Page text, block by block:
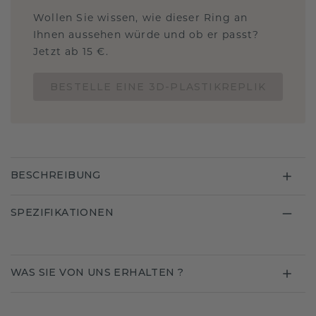
Wollen Sie wissen, wie dieser Ring an
Ihnen aussehen würde und ob er passt?
Jetzt ab 15 €.
BESCHREIBUNG
SPEZIFIKATIONEN
WAS SIE VON UNS ERHALTEN ?